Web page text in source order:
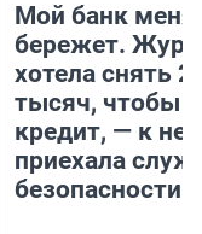
Мой банк меня
бережет.
хотела снять
тысяч, чтобы
кредит, — к
приехала
безопасности